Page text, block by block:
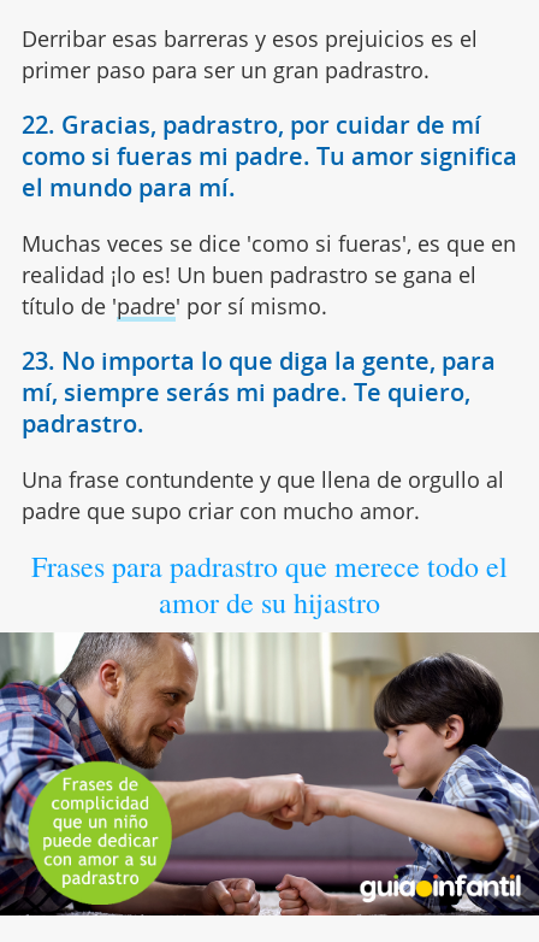
Derribar esas barreras y esos prejuicios es el
primer paso para ser un gran padrastro.
22. Gracias, padrastro, por cuidar de mí
como si fueras mi padre. Tu amor significa
el mundo para mí.
Muchas veces se dice 'como si fueras', es que en
realidad ¡lo es! Un buen padrastro se gana el
título de 'padre' por sí mismo.
23. No importa lo que diga la gente, para
mí, siempre serás mi padre. Te quiero,
padrastro.
Una frase contundente y que llena de orgullo al
padre que supo criar con mucho amor.
Frases para padrastro que merece todo el
amor de su hijastro